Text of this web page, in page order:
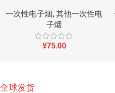
一次性电子烟, 其他一次性电
子烟
¥75.00
全球发货